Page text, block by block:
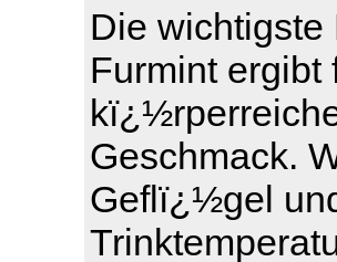
Die wichtigste
Furmint ergibt
Geschmack.
Geflï¿½gel